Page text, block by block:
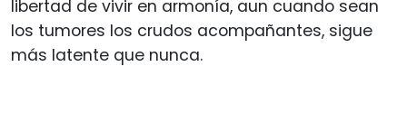
libertad de vivir en armonía, aun cuando sean
los tumores los crudos acompañantes, sigue
más latente que nunca.